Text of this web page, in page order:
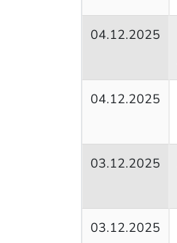
04.12.2025
04.12.2025
03.12.2025
03.12.2025